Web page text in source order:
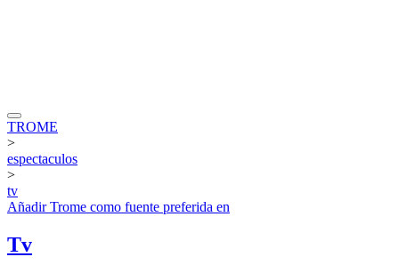
TROME
>
espectaculos
>
tv
AñadirTrome como fuente preferida en
Tv